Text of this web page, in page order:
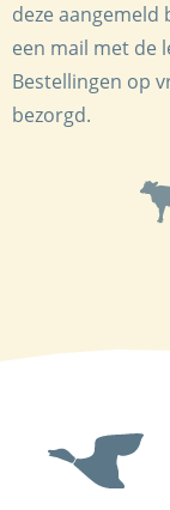
deze aangemeld
een mail met de
Bestellingen op
bezorgd.